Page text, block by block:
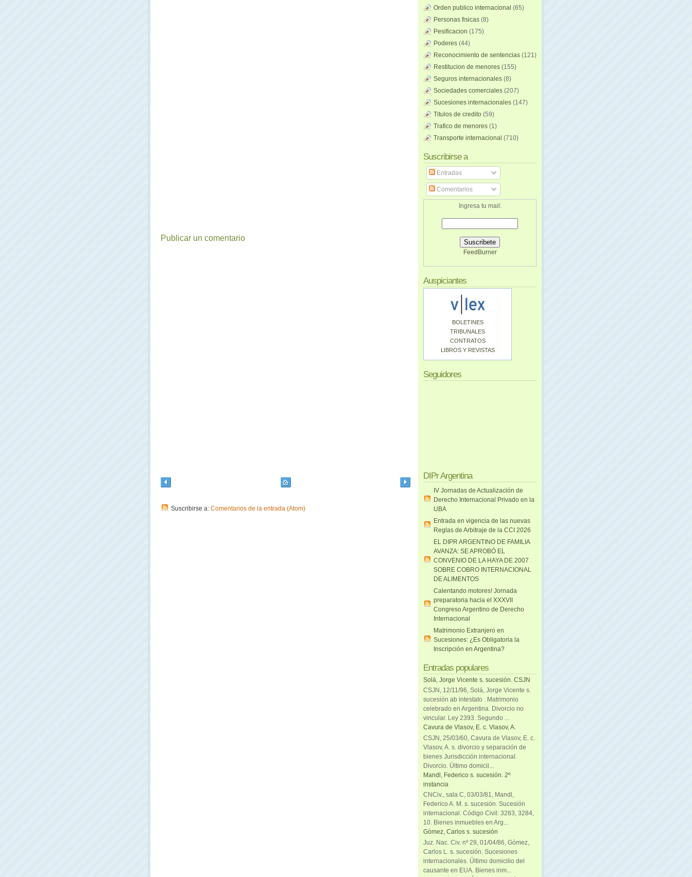
Publicar un comentario
Suscribirse a: Comentarios de la entrada (Atom)
Orden publico internacional (65)
Personas fisicas (8)
Pesificacion (175)
Poderes (44)
Reconocimiento de sentencias (121)
Restitucion de menores (155)
Seguros internacionales (8)
Sociedades comerciales (207)
Sucesiones internacionales (147)
Titulos de credito (59)
Trafico de menores (1)
Transporte internacional (710)
Suscribirse a
Entradas
Comentarios
Ingresa tu mail:
FeedBurner
Auspiciantes
BOLETINES
TRIBUNALES
CONTRATOS
LIBROS Y REVISTAS
Seguidores
DIPr Argentina
IV Jornadas de Actualización de
Derecho Internacional Privado en la
UBA
Entrada en vigencia de las nuevas
Reglas de Arbitraje de la CCI 2026
EL DIPR ARGENTINO DE FAMILIA
AVANZA: SE APROBÓ EL
CONVENIO DE LA HAYA DE 2007
SOBRE COBRO INTERNACIONAL
DE ALIMENTOS
Calentando motores! Jornada
preparatoria hacia el XXXVII
Congreso Argentino de Derecho
Internacional
Matrimonio Extranjero en
Sucesiones: ¿Es Obligatoria la
Inscripción en Argentina?
Entradas populares
Solá, Jorge Vicente s. sucesión. CSJN
CSJN, 12/11/96, Solá, Jorge Vicente s.
sucesión ab intestato . Matrimonio
celebrado en Argentina. Divorcio no
vincular. Ley 2393. Segundo ...
Cavura de Vlasov, E. c. Vlasov, A.
CSJN, 25/03/60, Cavura de Vlasov, E. c.
Vlasov, A. s. divorcio y separación de
bienes Jurisdicción internacional.
Divorcio. Último domicil...
Mandl, Federico s. sucesión. 2º
instancia
CNCiv., sala C, 03/03/81, Mandl,
Federico A. M. s. sucesión. Sucesión
internacional. Código Civil: 3283, 3284,
10. Bienes inmuebles en Arg...
Gómez, Carlos s. sucesión
Juz. Nac. Civ. nº 29, 01/04/86, Gómez,
Carlos L. s. sucesión. Sucesiones
internacionales. Último domicilio del
causante en EUA. Bienes inm...